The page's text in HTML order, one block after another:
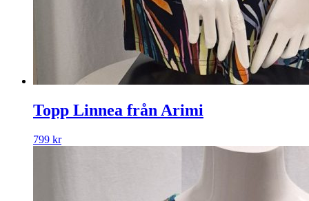
Topp Linnea från Arimi
799 kr